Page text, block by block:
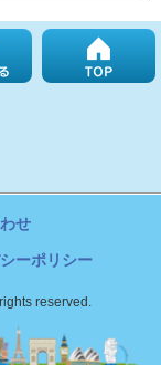
せ
ーポリシー
reserved.